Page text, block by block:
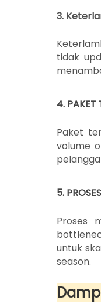
3.
tidak
4. PAKET
Paket
volume
5.
Proses
untuk
season.